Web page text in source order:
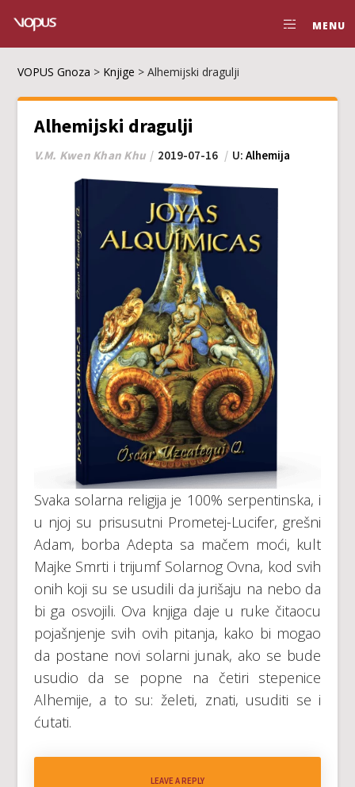
MENU
VOPUS Gnoza > Knjige >Alhemijski dragulji
Alhemijski dragulji
V.M. Kwen Khan Khu 2019-07-16 U:Alhemija
Svaka solarna religija je 100% serpentinska, i
u njoj su prisusutni Prometej-Lucifer, grešni
Adam, borba Adepta sa mačem moći, kult
Majke Smrti i trijumf Solarnog Ovna, kod svih
onih koji su se usudili da jurišaju na nebo da
bi ga osvojili. Ova knjiga daje u ruke čitaocu
pojašnjenje svih ovih pitanja, kako bi mogao
da postane novi solarni junak, ako se bude
usudio da se popne na četiri stepenice
Alhemije, a to su: želeti, znati, usuditi se i
ćutati.
LEAVE A REPLY